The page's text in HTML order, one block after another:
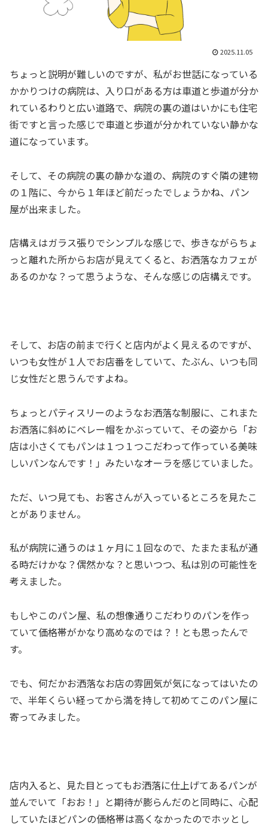
2025.11.05
ちょっと説明が難しいのですが、私がお世話になっている
かかりつけの病院は、入り口がある方は車道と歩道が分か
れているわりと広い道路で、病院の裏の道はいかにも住宅
街ですと言った感じで車道と歩道が分かれていない静かな
道になっています。
そして、その病院の裏の静かな道の、病院のすぐ隣の建物
の１階に、今から１年ほど前だったでしょうかね、パン
屋が出来ました。
店構えはガラス張りでシンプルな感じで、歩きながらちょ
っと離れた所からお店が見えてくると、お洒落なカフェが
あるのかな？って思うような、そんな感じの店構えです。
そして、お店の前まで行くと店内がよく見えるのですが、
いつも女性が１人でお店番をしていて、たぶん、いつも同
じ女性だと思うんですよね。
ちょっとパティスリーのようなお洒落な制服に、これまた
お洒落に斜めにベレー帽をかぶっていて、その姿から「お
店は小さくてもパンは１つ１つこだわって作っている美味
しいパンなんです！」みたいなオーラを感じていました。
ただ、いつ見ても、お客さんが入っているところを見たこ
とがありません。
私が病院に通うのは１ヶ月に１回なので、たまたま私が通
る時だけかな？偶然かな？と思いつつ、私は別の可能性を
考えました。
もしやこのパン屋、私の想像通りこだわりのパンを作っ
ていて価格帯がかなり高めなのでは？！とも思ったんで
す。
でも、何だかお洒落なお店の雰囲気が気になってはいたの
で、半年くらい経ってから満を持して初めてこのパン屋に
寄ってみました。
店内入ると、見た目とってもお洒落に仕上げてあるパンが
並んでいて「おお！」と期待が膨らんだのと同時に、心配
していたほどパンの価格帯は高くなかったのでホッとし